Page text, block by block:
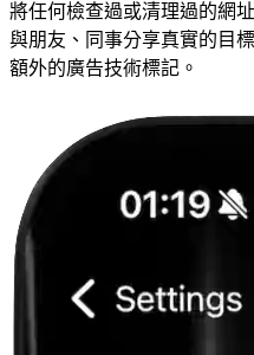
將任何檢查過或清理過的網
與朋友、同事分享真實的目
額外的廣告技術標記。